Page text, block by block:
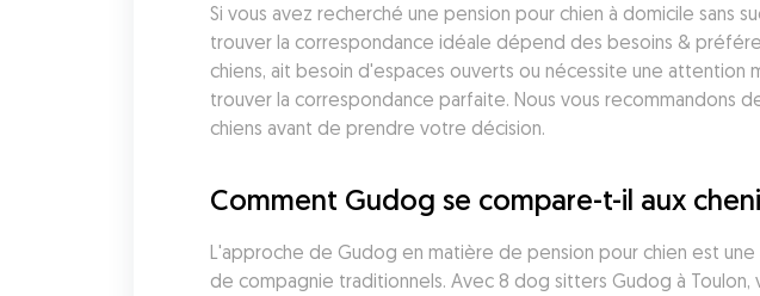
Si vous avez recherché une pension pour chien à domicile sans
trouver la correspondance idéale dépend des besoins &
chiens, ait besoin d'espaces ouverts ou nécessite une
trouver la correspondance parfaite. Nous vous recommandons
chiens avant de prendre votre décision.
Comment Gudog se compare-t-il aux
L'approche de Gudog en matière de pension pour chien est
de compagnie traditionnels. Avec 8 dog sitters Gudog à